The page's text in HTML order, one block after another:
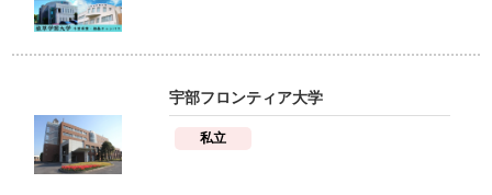
宇部フロンティア大学
私立